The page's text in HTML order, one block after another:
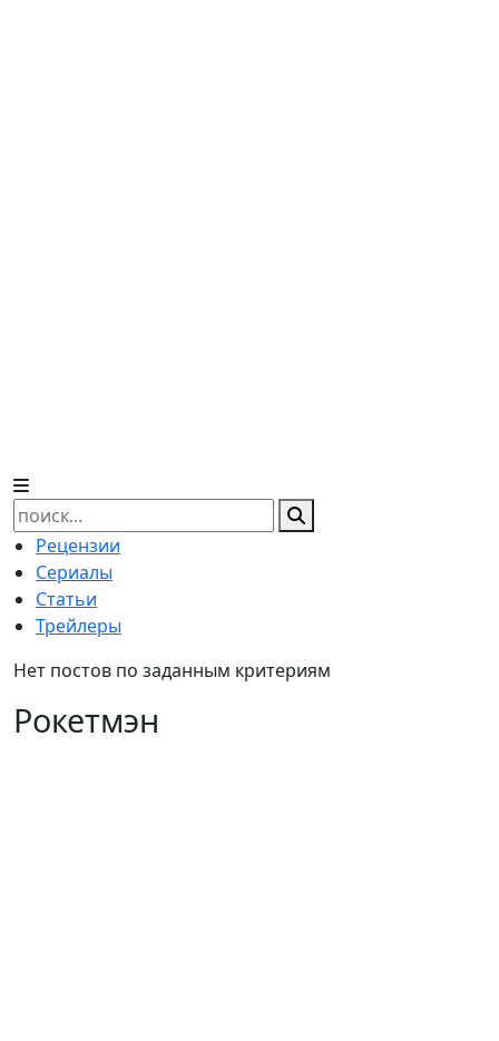
Найти:
Рецензии
Сериалы
Статьи
Трейлеры
Нет постов по заданным критериям
Рокетмэн